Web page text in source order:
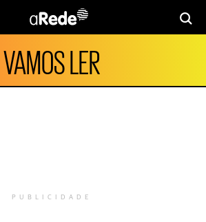
VAMOS LER
PUBLICIDADE